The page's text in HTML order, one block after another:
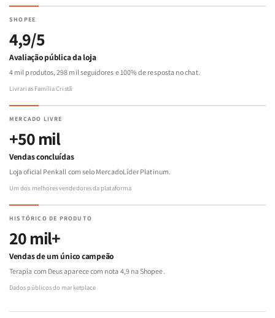
SHOPEE
4,9/5
Avaliação pública da loja
4 mil produtos, 298 mil seguidores e 100% de resposta no chat.
Livrarias Família Cristã
MERCADO LIVRE
+50 mil
Vendas concluídas
Loja oficial Penkall com selo MercadoLíder Platinum.
Um dos melhores vendedores da plataforma
HISTÓRICO DE PRODUTO
20 mil+
Vendas de um único campeão
Terapia com Deus aparece com nota 4,9 na Shopee.
Dados públicos do marketplace